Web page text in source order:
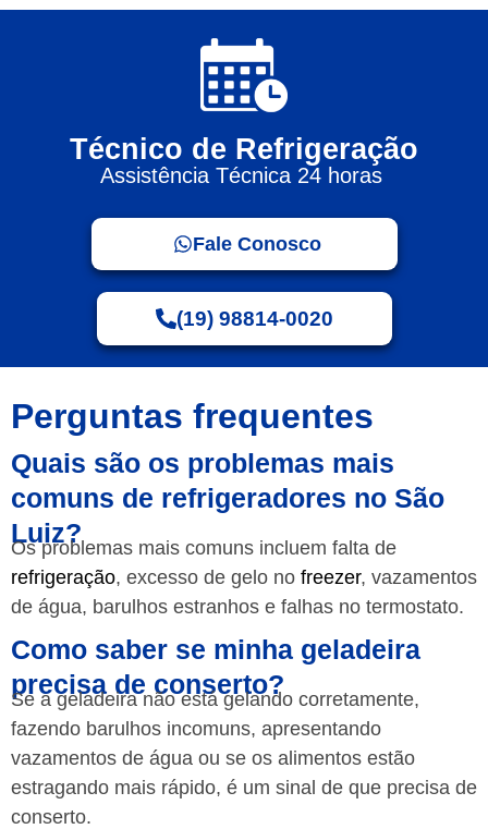
Técnico de Refrigeração
Assistência Técnica 24 horas
Fale Conosco
(19) 98814-0020
Perguntas frequentes
Quais são os problemas mais
comuns de refrigeradores no São
Luiz?
Os problemas mais comuns incluem falta de
refrigeração, excesso de gelo no freezer, vazamentos
de água, barulhos estranhos e falhas no termostato.
Como saber se minha geladeira
precisa de conserto?
Se a geladeira não está gelando corretamente,
fazendo barulhos incomuns, apresentando
vazamentos de água ou se os alimentos estão
estragando mais rápido, é um sinal de que precisa de
conserto.